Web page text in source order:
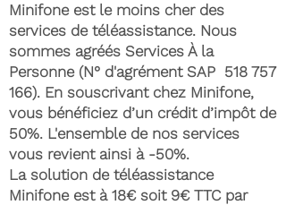
Minifone est le moins cher des
services de téléassistance. Nous
sommes agréés Services À la
Personne (N° d'agrément SAP 518 757
166). En souscrivant chez Minifone,
vous bénéficiez d’un crédit d’impôt de
50%. L'ensemble de nos services
vous revient ainsi à -50%.
La solution de téléassistance
Minifone est à 18€ soit 9€ TTC par